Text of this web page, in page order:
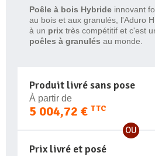
Poêle à bois Hybride innovant
au bois et aux granulés, l'Aduro
à un prix très compétitif et c'est
poêles à granulés au monde.
Produit livré sans pose
À partir de
5 004,72 € TTC
OU
Prix livré et posé